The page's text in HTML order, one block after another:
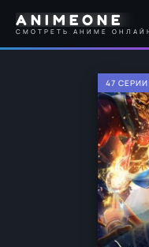
ANIMEONE
СМОТРЕТЬ АНИМЕ
47 СЕРИИ